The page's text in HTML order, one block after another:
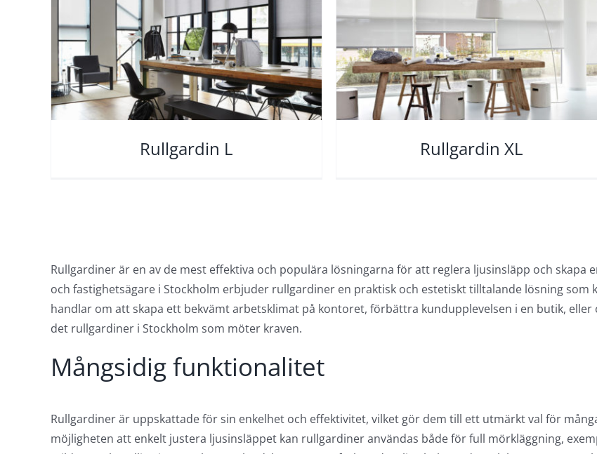
Rullgardin L Rullgardin XL
Rullgardiner är en av de mest effektiva och populära lösningarna för att reglera ljusinsläpp och skapa
och fastighetsägare i Stockholm erbjuder rullgardiner en praktisk och estetiskt tilltalande lösning som
handlar om att skapa ett bekvämt arbetsklimat på kontoret, förbättra kundupplevelsen i en butik,
det rullgardiner i Stockholm som möter kraven.
Mångsidig funktionalitet
Rullgardiner är uppskattade för sin enkelhet och effektivitet, vilket gör dem till ett utmärkt val för
möjligheten att enkelt justera ljusinsläppet kan rullgardiner användas både för full mörkläggning,